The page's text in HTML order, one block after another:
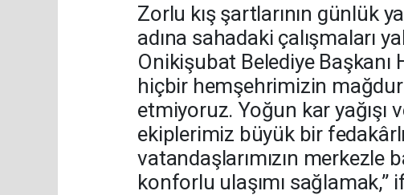
Zorlu kış şartlarının günlük
adına sahadaki çalışmaları
Onikişubat Belediye Başkanı
hiçbir hemşehrimizin
etmiyoruz. Yoğun kar yağışı
ekiplerimiz büyük bir
vatandaşlarımızın merkezle
konforlu ulaşımı sağlamak,”